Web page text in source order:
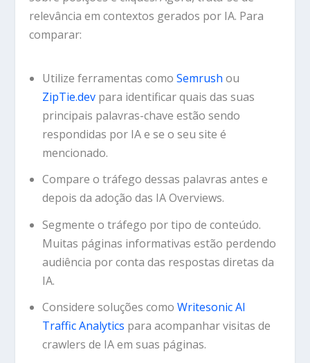
relevância em contextos gerados por IA. Para
comparar:
Utilize ferramentas como Semrush ou
ZipTie.devpara identificar quais das suas
principais palavras-chave estão sendo
respondidas por IA e se o seu site é
mencionado.
Compare o tráfego dessas palavras antes e
depois da adoção das IA Overviews.
Segmente o tráfego por tipo de conteúdo.
Muitas páginas informativas estão perdendo
audiência por conta das respostas diretas da
IA.
Considere soluções como Writesonic AI
Traffic Analytics para acompanhar visitas de
crawlers de IA em suas páginas.